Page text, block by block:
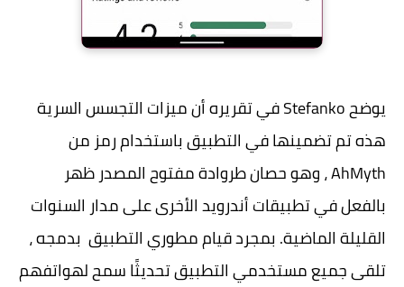
يوضح Stefanko في تقريره أن ميزات التجسس السرية
هذه تم تضمينها في التطبيق باستخدام رمز من
AhMyth ، وهو حصان طروادة مفتوح المصدر ظهر
بالفعل في تطبيقات أندرويد الأخرى على مدار السنوات
القليلة الماضية. بمجرد قيام مطوري التطبيق بدمجه ،
تلقى جميع مستخدمي التطبيق تحديثًا سمح لهواتفهم